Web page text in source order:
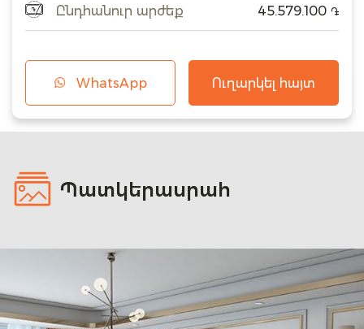
Ընդհանուր արժեք 45.579.100 ֏
WhatsApp Ուղարկել հայտ
Պատկերասրահ